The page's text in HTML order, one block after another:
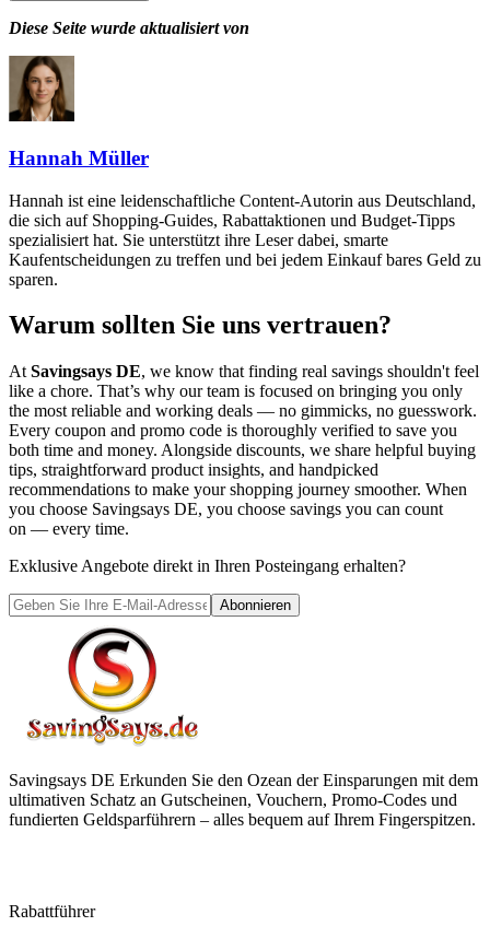
Diese Seite wurde aktualisiert von
Hannah Müller
Hannah ist eine leidenschaftliche Content-Autorin aus Deutschland,
die sich auf Shopping-Guides, Rabattaktionen und Budget-Tipps
spezialisiert hat. Sie unterstützt ihre Leser dabei, smarte
Kaufentscheidungen zu treffen und bei jedem Einkauf bares Geld zu
sparen.
Warum sollten Sie uns vertrauen?
At Savingsays DE, we know that finding real savings shouldn't feel
like a chore. That’s why our team is focused on bringing you only
the most reliable and working deals — no gimmicks, no guesswork.
Every coupon and promo code is thoroughly verified to save you
both time and money. Alongside discounts, we share helpful buying
tips, straightforward product insights, and handpicked
recommendations to make your shopping journey smoother. When
you choose Savingsays DE, you choose savings you can count
on — every time.
Exklusive Angebote direkt in Ihren Posteingang erhalten?
Abonnieren
Savingsays DE Erkunden Sie den Ozean der Einsparungen mit dem
ultimativen Schatz an Gutscheinen, Vouchern, Promo-Codes und
fundierten Geldsparführern – alles bequem auf Ihrem Fingerspitzen.
Rabattführer